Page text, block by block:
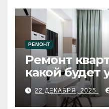
РЕМОНТ
Ремонт
какой будет
22 ДЕКАБРЯ, 2025